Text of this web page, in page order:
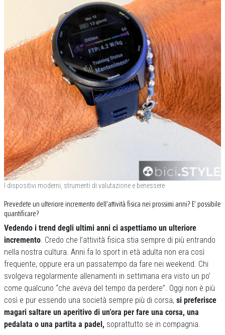
I dispositivi moderni, strumenti di valutazione e benessere
Prevedete un ulteriore incremento dell’attività fisica nei prossimi anni? E’ possibile
quantificare?
Vedendo i trend degli ultimi anni ci aspettiamo un ulteriore
incremento. Credo che l’attività fisica stia sempre di più entrando
nella nostra cultura. Anni fa lo sport in età adulta non era così
frequente, oppure era un passatempo da fare nei weekend. Chi
svolgeva regolarmente allenamenti in settimana era visto un po’
come qualcuno “che aveva del tempo da perdere”. Oggi non è più
così e pur essendo una società sempre più di corsa, si preferisce
magari saltare un aperitivo di un’ora per fare una corsa, una
pedalata o una partita a padel, soprattutto se in compagnia.